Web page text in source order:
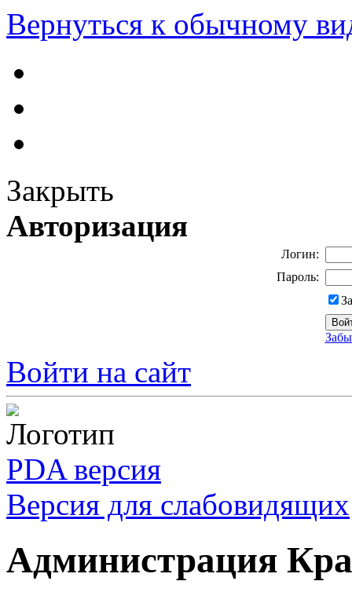
Вернуться к обычному
Закрыть
Авторизация
Логин:
Пароль:
Войти на сайт
PDA версия
Версия для слабовидящих
Администрация